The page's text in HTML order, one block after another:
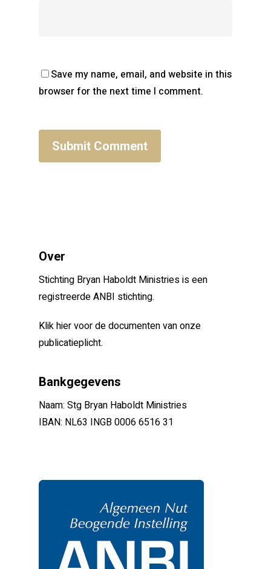
Save my name, email, and website in this
browser for the next time I comment.
Over
Stichting Bryan Haboldt Ministries is een
registreerde ANBI stichting.
Klik hier voor de documenten van onze
publicatieplicht.
Bankgegevens
Naam: Stg Bryan Haboldt Ministries
IBAN: NL63 INGB 0006 6516 31